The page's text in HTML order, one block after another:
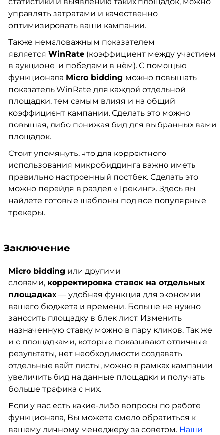
управлять затратами и качественно
оптимизировать ваши кампании.
Также немаловажным показателем
является WinRate(коэффициент между участием
в аукционе и победами в нём). С помощью
функционала Micro bidding можно повышать
показатель WinRate для каждой отдельной
площадки, тем самым влияя и на общий
коэффициент кампании. Сделать это можно
повышая, либо понижая бид для выбранных вами
площадок.
Стоит упомянуть, что для корректного
использования микробиддинга важно иметь
правильно настроенный постбек. Сделать это
можно перейдя в раздел «Трекинг». Здесь вы
найдете готовые шаблоны под все популярные
трекеры.
Заключение
Micro bidding или другими
словами, корректировка ставок на отдельных
площадках— удобная функция для экономии
вашего бюджета и времени. Больше не нужно
заносить площадку в блек лист. Изменить
назначенную ставку можно в пару кликов. Так же
и с площадками, которые показывают отличные
результаты, нет необходимости создавать
отдельные вайт листы, можно в рамках кампании
увеличить бид на данные площадки и получать
больше трафика с них.
Если у вас есть какие-либо вопросы по работе
функционала, Вы можете смело обратиться к
вашему личному менеджеру за советом. Наши